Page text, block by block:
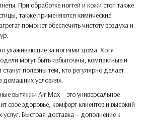
При обработке ногтей и кожи стоп также
также применяются химические
поможет обеспечить чистоту воздуха и
ухаживающие за ногтями дома. Хотя
могут быть избыточны, компактные и
полезны тем, кто регулярно делает
условиях.
вытяжки Air Max – это универсальное
свое здоровье, комфорт клиентов и высокий
Быстрая доставка – дополнение к